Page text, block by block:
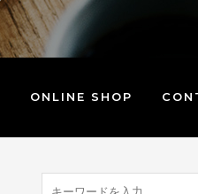
ONLINE SHOP